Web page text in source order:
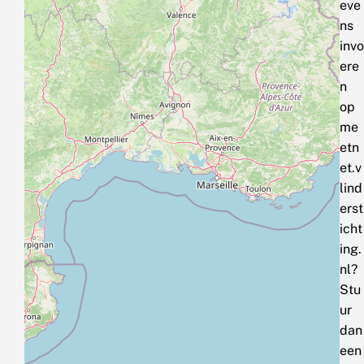
eve
ns
invo
ere
n
op
me
etn
et.v
lind
erst
icht
ing.
nl?
Stu
ur
dan
een